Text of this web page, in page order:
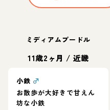
ミディアムプードル
11歳2ヶ月 / 近畿
小鉄 ♂
お散歩が大好きで甘えん
坊な小鉄